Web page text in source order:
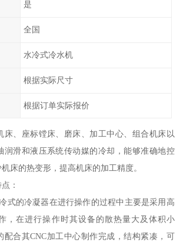
是
全国
水冷式冷水机
根据实际尺寸
根据订单实际报价
床、座标镗床、磨床、加工中心、组合机床以
润滑和液压系统传动媒的冷却，能够准确地控
床的热变形，提高机床的加工精度。
：
式的冷凝器在进行操作的过程中主要是采用高
，在进行操作时其设备的散热量大及体积小
配合其CNC加工中心制作完成，结构紧凑，可